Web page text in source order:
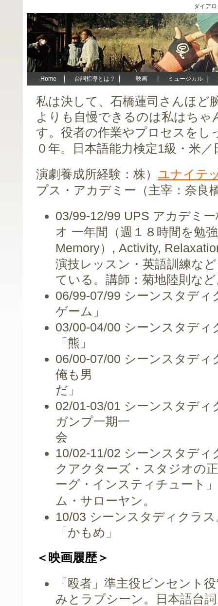
ダイア
Home 台詞指導とは？ 映画 ミュージカル
私は決して、 石橋蓮司さんほど
よりも自慢できるのは私はち
す。役者の作業やプロセスをし
０年。 日本語能力検定1級・米
演劇養成所経験：株） ユナイテ
プス・アカデミー （主宰： 奈良
03/99-12/99 UPS アカデミ
オ 一年間（週１８時間を勉
Memory） , Activity,
演技レッスン・英語訓練な
ている。講師：菊地陸則な
06/99-07/99 シーンスタディ
ゲーム」
03/00-04/00 シーンスタディ
「熊」
06/00-07/00 シーンスタディ
俺も男
だ」
02/01-03/01 シーンスタディ
ガンプ一期一
10/02-11/02 シーンスタディ
クアクターズ・スタジオの
ーグ・インスティチュート」
ム・サローヤン。
10/03 シーンスタディクラス
「かもめ」
＜映画履歴＞
「殴者」準主役ビンセント
みとラブシーン。日本語台